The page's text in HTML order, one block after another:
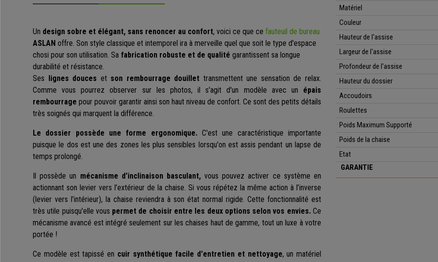
Un design sobre et élégant, sans renoncer au confort, voici ce que ce fauteuil de bureau
ASLAN offre. Son style classique et intemporel ira à merveille quel que soit le type d'espace
chosi pour son utilisation. Sa fabrication robuste et de qualité garantissent sa longue
durabilité et résistance.
Ses lignes douces et son rembourrage douillet transmettent une sensation de relax.
Comme vous pourrez observer sur les photos, il s'agit d'un modèle avec un épais
rembourrage pour pouvoir garantir ainsi son haut niveau de confort. Ce sont des petits détails
très soignés qui marquent la différence.
Le dossier possède une forme ergonomique. C'est une caractéristique importante
puisque le dos est une des zones les plus sensibles lorsqu'on est assis pendant un lapse de
temps prolongé.
Il possède un mécanisme d'inclinaison basculant,vous pouvez activer ce systèmeen
actionnant son levier vers l’extérieur de la chaise. Si vous répétez la même action à l’inverse
(levier vers l’intérieur), la chaise reviendra à son état normal rigide. Cette fonctionnalité est
très utile puisqu'elle vous permet de choisir entre les deux options selon vos envies. Ce
mécanisme avancé est intégré seulement sur les chaises haut de gamme, tout un luxe à votre
portée !
Ce modèle est tapissé en cuir synthétique facile d'entretien et nettoyage, un matériel
Matériel
Couleur
Hauteur de l'assise
Largeur de l'assise
Profondeur de l'assise
Hauteur du dossier
Accoudoirs
Roulettes
Poids Maximum Supporté
Poids de la chaise
Etat
GARANTIE